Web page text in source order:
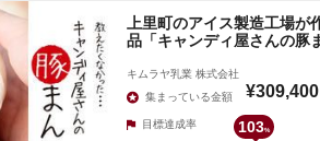
上里町のアイス製造工場
品「キャンディ屋さんの豚
キムラヤ乳業 株式会社
集まっている金額
¥309,400
目標達成率 103%